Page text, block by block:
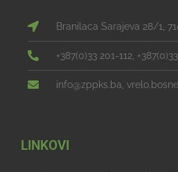
Branilaca Sarajeva 28/1,
+387(0)33 201-112,
info@zppks.ba,
LINKOVI